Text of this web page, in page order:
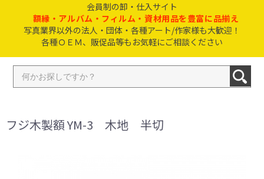
会員制の卸・仕入サイト
額縁・アルバム・フィルム・資材用品を豊富に品揃え
写真業界以外の法人・団体・各種アート/作家様も大歓迎！
各種ＯＥＭ、販促品等もお気軽にご相談ください
フジ木製額 YM-3 木地 半切